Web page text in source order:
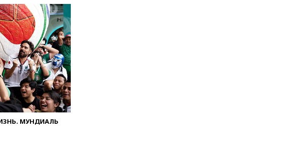
Катерины
о фейках о ВС
ISU предоставил
статус
Валиевой и
Зеленский
визит в Сербию
Россиянка
Французских
МУНДИАЛЬ